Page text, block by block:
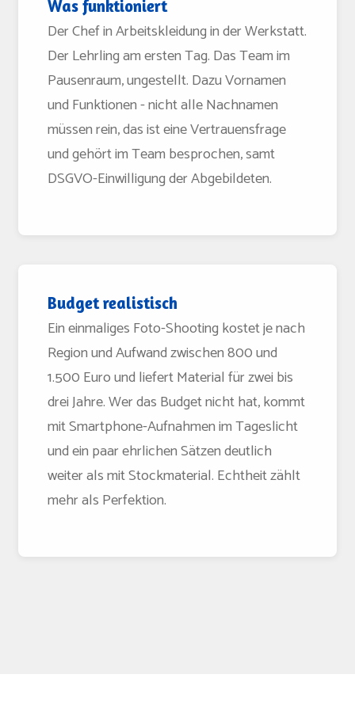
Was funktioniert
Der Chef in Arbeitskleidung in der Werkstatt.
Der Lehrling am ersten Tag. Das Team im
Pausenraum, ungestellt. Dazu Vornamen
und Funktionen - nicht alle Nachnamen
müssen rein, das ist eine Vertrauensfrage
und gehört im Team besprochen, samt
DSGVO-Einwilligung der Abgebildeten.
Budget realistisch
Ein einmaliges Foto-Shooting kostet je nach
Region und Aufwand zwischen 800 und
1.500 Euro und liefert Material für zwei bis
drei Jahre. Wer das Budget nicht hat, kommt
mit Smartphone-Aufnahmen im Tageslicht
und ein paar ehrlichen Sätzen deutlich
weiter als mit Stockmaterial. Echtheit zählt
mehr als Perfektion.